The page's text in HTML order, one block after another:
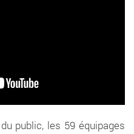
public, les 59 équipages